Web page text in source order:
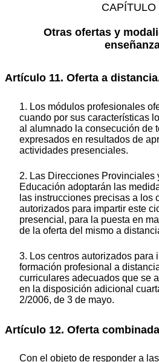
CAPÍTULO
Otras ofertas y
Artículo 11. Oferta a
1. Los módulos profesionales
cuando por sus características
al alumnado la consecución de
expresados en resultados de
actividades presenciales.
2. Las Direcciones Provinciales
Educación adoptarán las
las instrucciones precisas a los
autorizados para impartir este
presencial, para la puesta en
de la oferta del mismo a
3. Los centros autorizados para
formación profesional a
curriculares adecuados que se
en la disposición adicional
2/2006, de 3 de mayo.
Artículo 12. Oferta
Con el objeto de responder a